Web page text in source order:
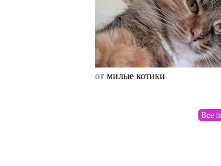
отмилые котики